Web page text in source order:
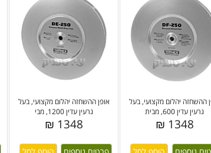
אופן ההשחזה יהלום מקצועי, בעל
גרעין עדין 1200, מבי
1348 ₪
ההשחזה יהלום מקצועי, בעל
גרעין עדין 600, מבית
1348 ₪